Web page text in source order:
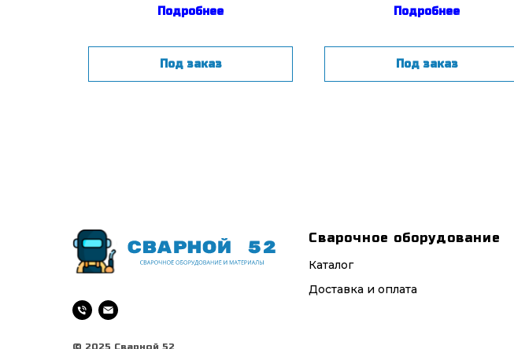
Подробнее
Под заказ
Подробнее
Под заказ
© 2025 Сварной 52
Сварочное оборудование
Каталог
Доставка и оплата